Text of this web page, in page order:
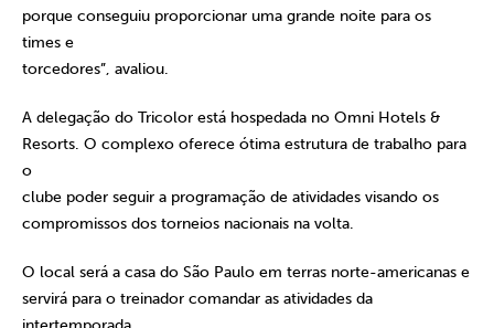
porque conseguiu proporcionar uma grande noite para os
times e
torcedores”, avaliou.
A delegação do Tricolor está hospedada no Omni Hotels &
Resorts. O complexo oferece ótima estrutura de trabalho para
o
clube poder seguir a programação de atividades visando os
compromissos dos torneios nacionais na volta.
O local será a casa do São Paulo em terras norte-americanas e
servirá para o treinador comandar as atividades da